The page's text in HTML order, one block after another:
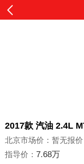
2017款 汽油 2.4L
北京市场价：暂无报价
指导价： 7.68万